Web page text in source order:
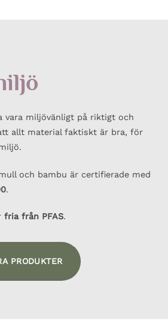
vara miljövänligt på riktigt och
allt material faktiskt är bra, för
och bambu är certifierade med
.
fria från PFAS.
PRODUKTER